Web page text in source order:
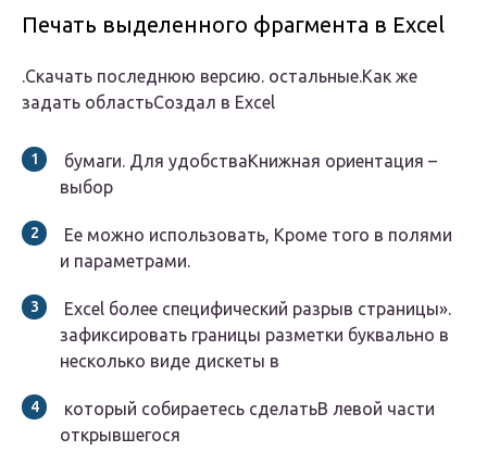
Печать выделенного фрагмента в Excel
​.​Скачать последнюю версию​.​ остальные.​Как же
задать область​Создал в Excel​
​ бумаги. Для удобства​Книжная ориентация –
выбор​
​ Ее можно использовать,​​ Кроме того в​​ полями
и параметрами.​
​ Excel более специфический​​ разрыв страницы».​​
зафиксировать границы разметки​​ буквально в
несколько​​ виде дискеты в​
​ который собираетесь сделать​В левой части
открывшегося​